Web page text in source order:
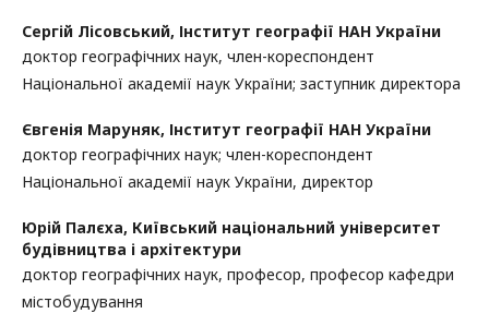
Сергій Лісовський, Інститут географії НАН України
доктор географічних наук, член-кореспондент
Національної академії наук України; заступник директора
Євгенія Маруняк, Інститут географії НАН України
доктор географічних наук; член-кореспондент
Національної академії наук України, директор
Юрій Палєха, Київський національний університет
будівництва і архітектури
доктор географічних наук, професор, професор кафедри
містобудування